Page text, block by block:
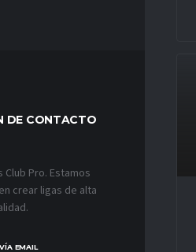
DE CONTACTO
Pro. Estamos
crear ligas de alta
EMAIL